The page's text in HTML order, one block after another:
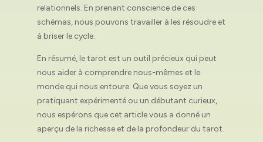
relationnels. En prenant conscience de ces
schémas, nous pouvons travailler à les résoudre et
à briser le cycle.
En résumé, le tarot est un outil précieux qui peut
nous aider à comprendre nous-mêmes et le
monde qui nous entoure. Que vous soyez un
pratiquant expérimenté ou un débutant curieux,
nous espérons que cet article vous a donné un
aperçu de la richesse et de la profondeur du tarot.